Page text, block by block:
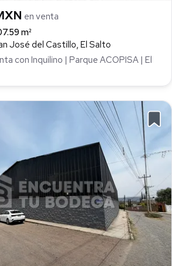
en venta
m²
José del Castillo, El Salto
con Inquilino | Parque ACOPISA | El